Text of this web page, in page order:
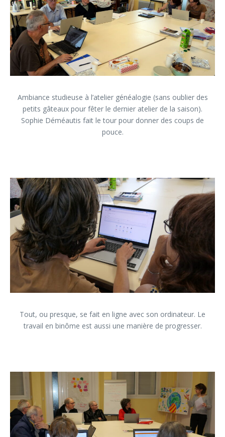
Ambiance studieuse à l’atelier généalogie (sans oublier des
petits gâteaux pour fêter le dernier atelier de la saison).
Sophie Déméautis fait le tour pour donner des coups de
pouce.
Tout, ou presque, se fait en ligne avec son ordinateur. Le
travail en binôme est aussi une manière de progresser.